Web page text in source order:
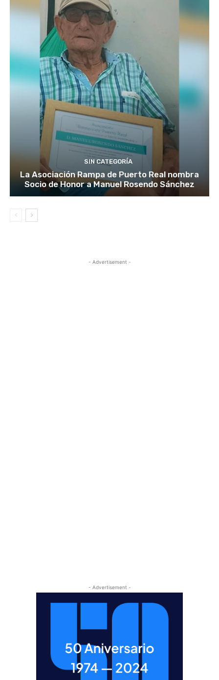
SIN CATEGORÍA
La Asociación Rampa de Puerto Real nombra
Socio de Honor a Manuel Rosendo Sánchez
- Advertisement -
- Advertisement -